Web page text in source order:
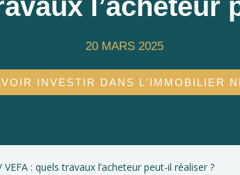
l’acheteur
20 MARS 2025
INVESTIR DANS L'IMMOBILIER
VEFA : quels travaux l’acheteur peut-il réaliser ?